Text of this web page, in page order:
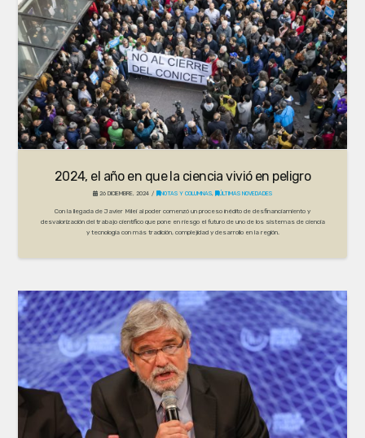
2024, el año en que la ciencia vivió en peligro
26 DICIEMBRE, 2024 NOTAS Y COLUMNAS, ÚLTIMAS NOVEDADES
Con la llegada de Javier Milei al poder comenzó un proceso inédito de desfinanciamiento y
desvalorización del trabajo científico que pone en riesgo el futuro de uno de los sistemas de ciencia
y tecnología con más tradición, complejidad y desarrollo en la región.